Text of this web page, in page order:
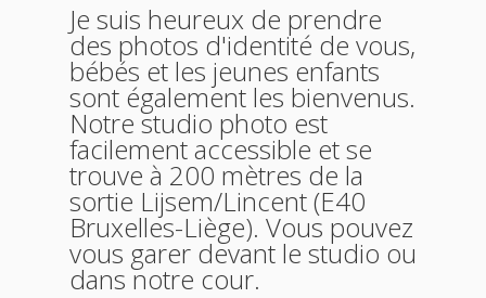
Je suis heureux de prendre
des photos d'identité de vous,
bébés et les jeunes enfants
sont également les bienvenus.
Notre studio photo est
facilement accessible et se
trouve à 200 mètres de la
sortie Lijsem/Lincent (E40
Bruxelles-Liège). Vous pouvez
vous garer devant le studio ou
dans notre cour.